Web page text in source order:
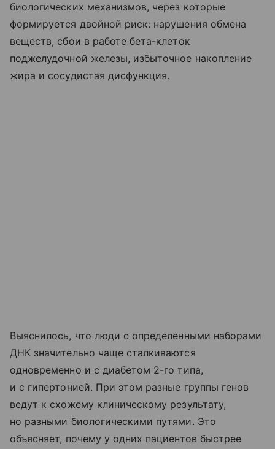
биологических механизмов, через которые
формируется двойной риск: нарушения обмена
веществ, сбои в работе бета-клеток
поджелудочной железы, избыточное накопление
жира и сосудистая дисфункция.
Выяснилось, что люди с определенными наборами
ДНК значительно чаще сталкиваются
одновременно и с диабетом 2-го типа,
и с гипертонией. При этом разные группы генов
ведут к схожему клиническому результату,
но разными биологическими путями. Это
объясняет, почему у одних пациентов быстрее